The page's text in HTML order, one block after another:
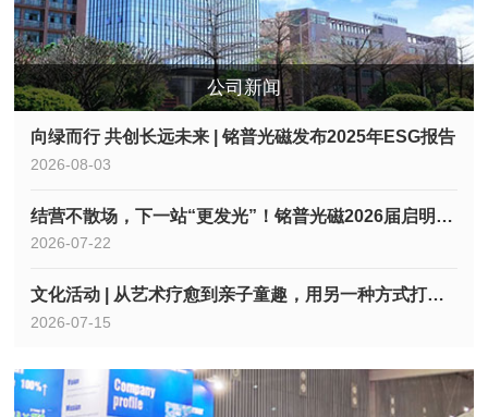
公司新闻
向绿而行 共创长远未来 | 铭普光磁发布2025年ESG报告
2026-08-03
结营不散场，下一站“更发光”！铭普光磁2026届启明星集训回顾
2026-07-22
文化活动 | 从艺术疗愈到亲子童趣，用另一种方式打开铭普夏日
2026-07-15